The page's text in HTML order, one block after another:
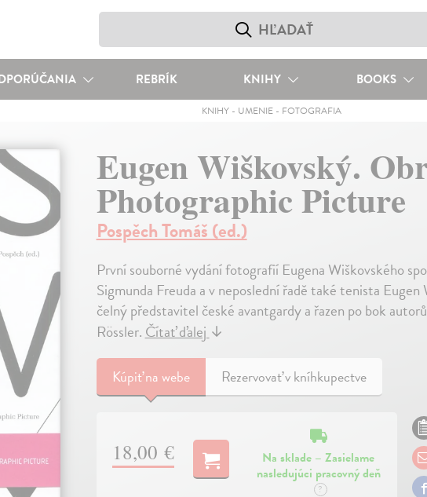
REBRÍK KNIHY BOOKS
KNIHY- UMENIE- FOTOGRAFIA
Eugen Wiškovský.
Photographic Picture
Pospěch Tomáš (ed.)
První souborné vydání fotografií Eugena Wiškovského
Sigmunda Freuda a v neposlední řadě také tenista
čelný představitel české avantgardy a řazen po bok
Rössler.Čítať ďalej↓
Kúpiťna webe Rezervovať v kníhkupectve
18,00 €
Na sklade – Zasielame
nasledujúci pracovný deň
?